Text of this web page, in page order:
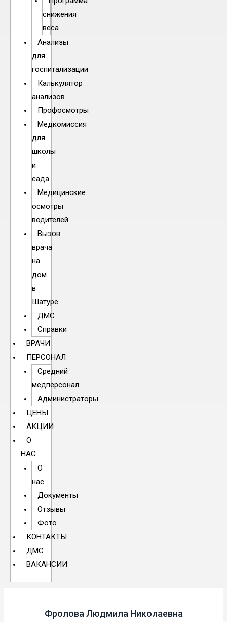
снижения
веса
Анализы
для
госпитализации
Калькулятор
анализов
Профосмотры
Медкомиссия
для
школы
и
сада
Медицинские
осмотры
водителей
Вызов
врача
на
дом
в
Шатуре
ДМС
Справки
ВРАЧИ
ПЕРСОНАЛ
Средний
медперсонал
Администраторы
ЦЕНЫ
АКЦИИ
О
НАС
О
нас
Документы
Отзывы
Фото
КОНТАКТЫ
ДМС
ВАКАНСИИ
Фролова Людмила Николаевна